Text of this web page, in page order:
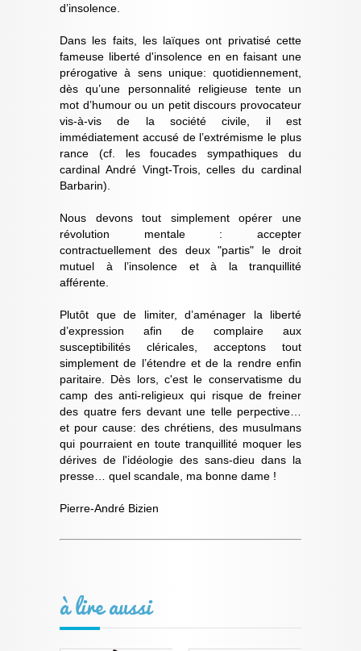
d’insolence.
Dans les faits, les laïques ont privatisé cette
fameuse liberté d'insolence en en faisant une
prérogative à sens unique: quotidiennement,
dès qu’une personnalité religieuse tente un
mot d’humour ou un petit discours provocateur
vis-à-vis de la société civile, il est
immédiatement accusé de l’extrémisme le plus
rance (cf. les foucades sympathiques du
cardinal André Vingt-Trois, celles du cardinal
Barbarin).
Nous devons tout simplement opérer une
révolution mentale : accepter
contractuellement des deux "partis" le droit
mutuel à l’insolence et à la tranquillité
afférente.
Plutôt que de limiter, d’aménager la liberté
d’expression afin de complaire aux
susceptibilités cléricales, acceptons tout
simplement de l’étendre et de la rendre enfin
paritaire. Dès lors, c'est le conservatisme du
camp des anti-religieux qui risque de freiner
des quatre fers devant une telle perpective…
et pour cause: des chrétiens, des musulmans
qui pourraient en toute tranquillité moquer les
dérives de l'idéologie des sans-dieu dans la
presse… quel scandale, ma bonne dame !
Pierre-André Bizien
à lire aussi